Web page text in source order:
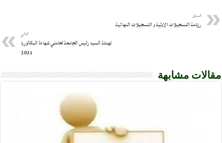
السابق
رزنامة التسجيلات الاولية و التسجيلات النهائية
التالي
تهنئة السيد رئيس الجامعة لحاملي شهادة البكالوريا
2021
مقالات مشابهة